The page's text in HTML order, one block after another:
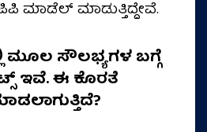
ಮಾಡೆಲ್‌ ಮಾಡುತ್ತಿದ್ದೇವೆ.
ಮೂಲ ಸೌಲಭ್ಯಗಳ ಬಗ್ಗೆ
ಇವೆ. ಈ ಕೊರತೆ